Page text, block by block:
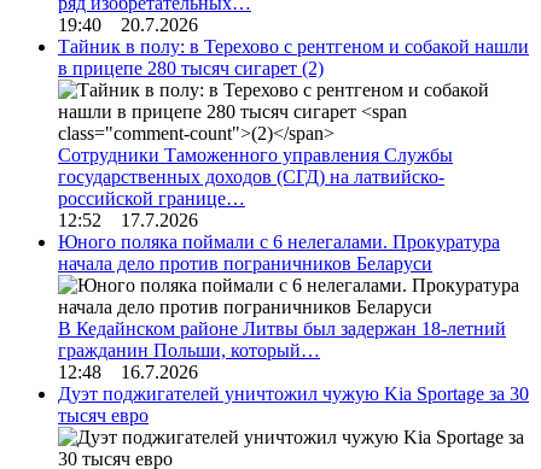
19:40 20.7.2026
Тайник в полу: в Терехово с рентгеном и собакой нашли
в прицепе 280 тысяч сигарет (2)
Сотрудники Таможенного управления Службы
государственных доходов (СГД) на латвийско-
российской границе…
12:52 17.7.2026
Юного поляка поймали с 6 нелегалами. Прокуратура
начала дело против пограничников Беларуси
В Кедайнском районе Литвы был задержан 18-летний
гражданин Польши, который…
12:48 16.7.2026
Дуэт поджигателей уничтожил чужую Kia Sportage за 30
тысяч евро